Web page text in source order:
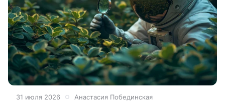
31 июля 2026 Анастасия Побединская